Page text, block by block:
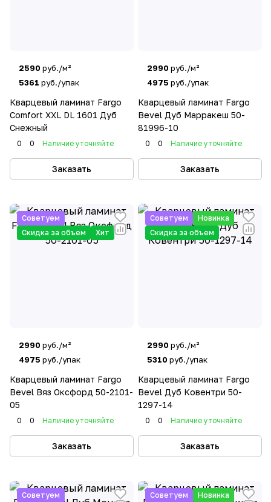
2590 руб./м²
5361 руб./упак
Кварцевый ламинат Fargo
Comfort XXL DL 1601 Дуб
Снежный
0 0 Наличие уточняйте
Заказать
2990 руб./м²
4975 руб./упак
Кварцевый ламинат Fargo
Bevel Дуб Марракеш 50-
81996-10
0 0 Наличие уточняйте
Заказать
Советуем
Скидка за объем
Хит
2990 руб./м²
4975 руб./упак
Кварцевый ламинат Fargo
Bevel Вяз Оксфорд 50-2101-
05
0 0 Наличие уточняйте
Заказать
Советуем
Новинка
Скидка за объем
2990 руб./м²
5310 руб./упак
Кварцевый ламинат Fargo
Bevel Дуб Ковентри 50-
1297-14
0 0 Наличие уточняйте
Заказать
Советуем
Советуем
Новинка